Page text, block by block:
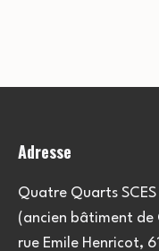
Adresse
Quatre Quarts SCES
(ancien bâtiment de
rue Emile Henricot, 61